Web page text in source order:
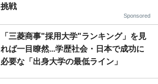
挑戦
Sponsored
「三菱商事"採用大学"ランキング」を見
れば一目瞭然...学歴社会・日本で成功に
必要な「出身大学の最低ライン」